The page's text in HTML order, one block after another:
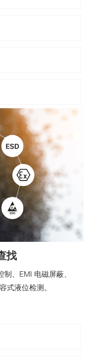
找
制、EMI 电磁屏蔽、
式液位检测。